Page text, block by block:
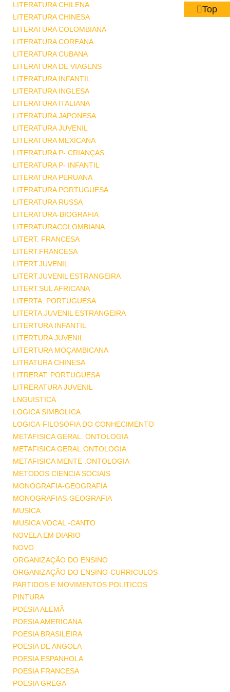
LITERATURA CHILENA
LITERATURA CHINESA
LITERATURA COLOMBIANA
LITERATURA COREANA
LITERATURA CUBANA
LITERATURA DE VIAGENS
LITERATURA INFANTIL
LITERATURA INGLESA
LITERATURA ITALIANA
LITERATURA JAPONESA
LITERATURA JUVENIL
LITERATURA MEXICANA
LITERATURA P- CRIANÇAS
LITERATURA P- INFANTIL
LITERATURA PERUANA
LITERATURA PORTUGUESA
LITERATURA RUSSA
LITERATURA-BIOGRAFIA
LITERATURACOLOMBIANA
LITERT. FRANCESA
LITERT.FRANCESA
LITERT.JUVENIL
LITERT.JUVENIL ESTRANGEIRA
LITERT.SUL AFRICANA
LITERTA. PORTUGUESA
LITERTA.JUVENIL ESTRANGEIRA
LITERTURA INFANTIL
LITERTURA JUVENIL
LITERTURA MOÇAMBICANA
LITRATURA CHINESA
LITRERAT. PORTUGUESA
LITRERATURA JUVENIL
LNGUISTICA
LOGICA SIMBOLICA
LOGICA-FILOSOFIA DO CONHECIMENTO
METAFISICA GERAL. ONTOLOGIA
METAFISICA GERAL.ONTOLOGIA
METAFISICA MENTE .ONTOLOGIA
METODOS CIENCIA SOCIAIS
MONOGRAFIA-GEOGRAFIA
MONOGRAFIAS-GEOGRAFIA
MUSICA
MUSICA VOCAL -CANTO
NOVELA EM DIARIO
NOVO
ORGANIZAÇÃO DO ENSINO
ORGANIZAÇÃO DO ENSINO-CURRICULOS
PARTIDOS E MOVIMENTOS POLITICOS
PINTURA
POESIA ALEMÃ
POESIA AMERICANA
POESIA BRASILEIRA
POESIA DE ANGOLA
POESIA ESPANHOLA
POESIA FRANCESA
POESIA GREGA
Top